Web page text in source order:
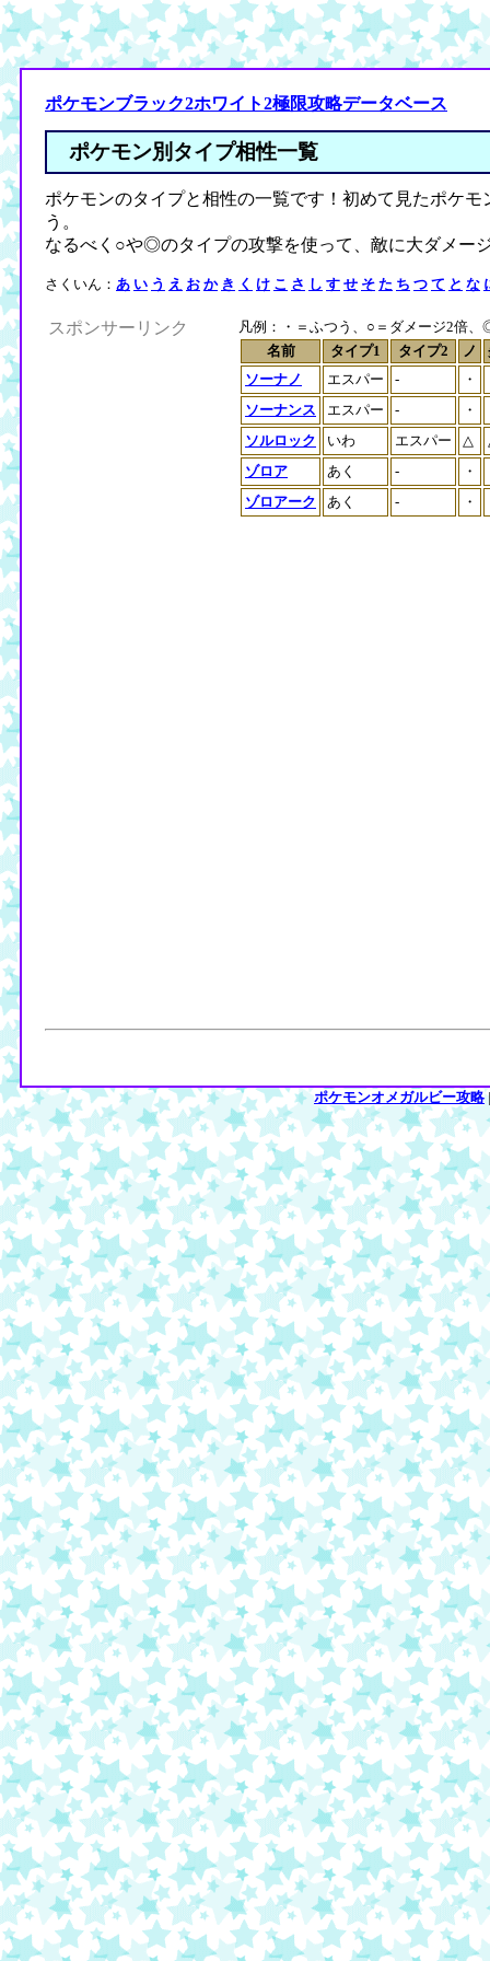
ポケモンブラック2ホワイト2極限攻略データベース
ポケモン別タイプ相性一覧
ポケモンのタイプと相性の一覧です！初めて見たポケ
う。
なるべく○や◎のタイプの攻撃を使って、敵に大ダメー
さくいん： あ い う え お か き く け こ さ し す せ そ た ち つ て と な
スポンサーリンク
凡例：・＝ふつう、○＝ダメージ2倍
名前
タイプ1 タイプ2 ノ
ソーナノ
エスパー - ・
ソーナンス
エスパー - ・
ソルロック
いわ エスパー △
ゾロア
あく - ・
ゾロアーク
あく - ・
ポケモンオメガルビー攻略